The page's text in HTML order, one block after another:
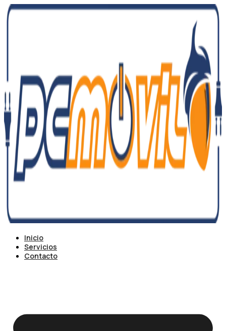
Ir
al
Inicio
Servicios
Contacto